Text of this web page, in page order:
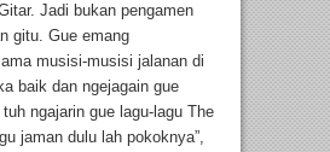
Jadi bukan pengamen
gitu. Gue emang
musisi-musisi jalanan di
baik dan ngejagain gue
ngajarin gue lagu-lagu The
jaman dulu lah pokoknya”,